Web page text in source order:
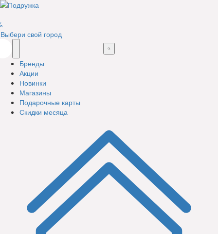
Выбери свой город
Бренды
Акции
Новинки
Магазины
Подарочные карты
Скидки месяца